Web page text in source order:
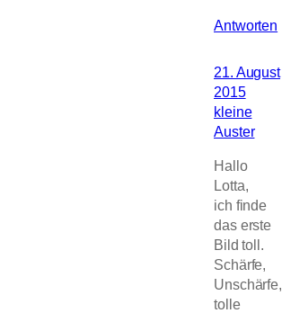
Antworten
21. August
2015
kleine
Auster
Hallo
Lotta,
ich finde
das erste
Bild toll.
Schärfe,
Unschärfe,
tolle